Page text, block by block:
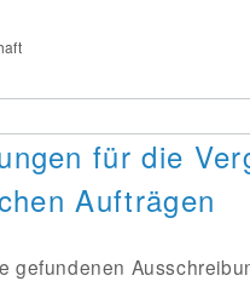
für die
Aufträgen
gefundenen